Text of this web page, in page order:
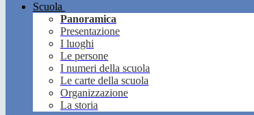
Scuola
Panoramica
Presentazione
I luoghi
Le persone
I numeri della scuola
Le carte della scuola
Organizzazione
La storia